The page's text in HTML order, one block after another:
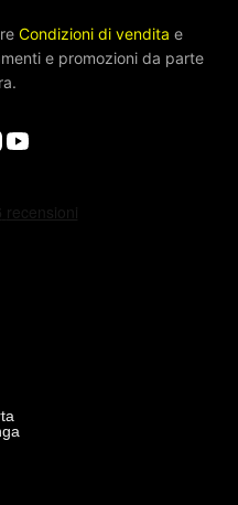
Condizioni di vendita e
e promozioni da parte